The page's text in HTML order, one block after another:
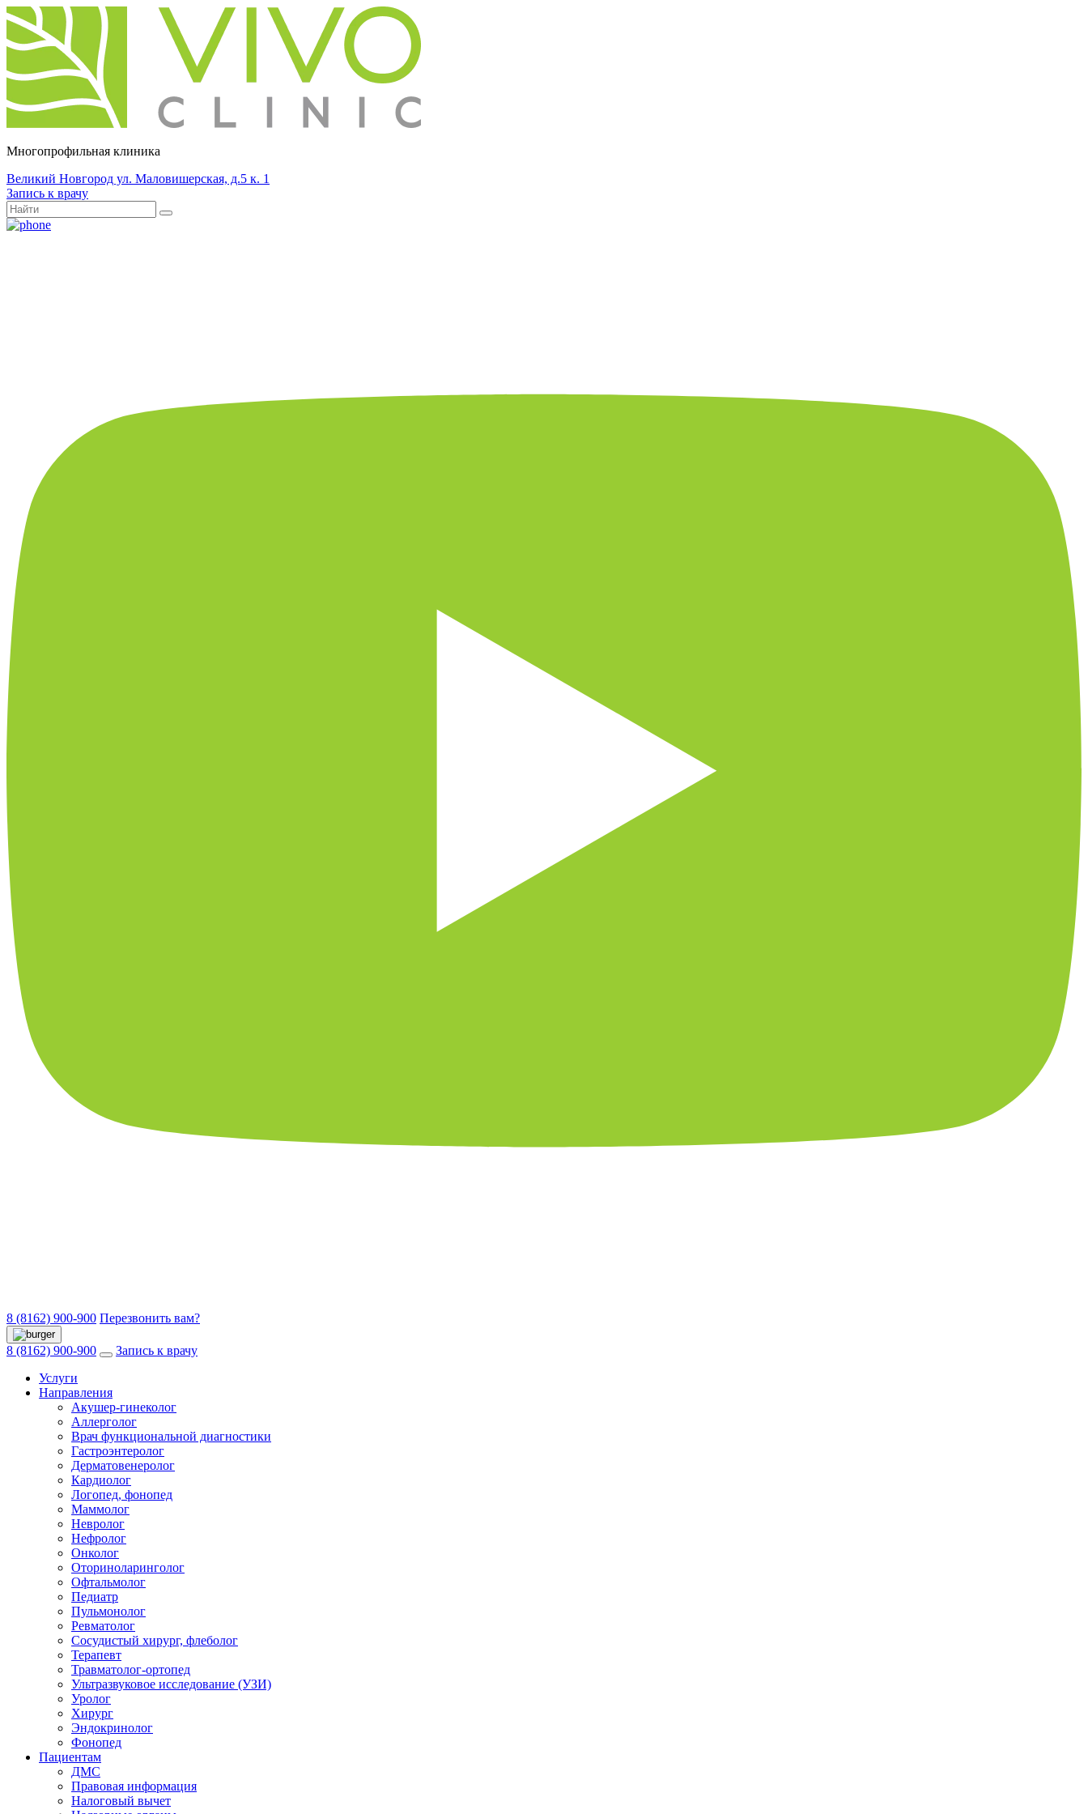
Многопрофильная клиника
Великий Новгород ул. Маловишерская, д.5 к. 1
Запись к врачу
8 (8162) 900-900 Перезвонить вам?
8 (8162) 900-900
Запись к врачу
Услуги
Направления
Акушер-гинеколог
Аллерголог
Врач функциональной диагностики
Гастроэнтеролог
Дерматовенеролог
Кардиолог
Логопед, фонопед
Маммолог
Невролог
Нефролог
Онколог
Оториноларинголог
Офтальмолог
Педиатр
Пульмонолог
Ревматолог
Сосудистый хирург, флеболог
Терапевт
Травматолог-ортопед
Ультразвуковое исследование (УЗИ)
Уролог
Хирург
Эндокринолог
Фонопед
Пациентам
ДМС
Правовая информация
Налоговый вычет